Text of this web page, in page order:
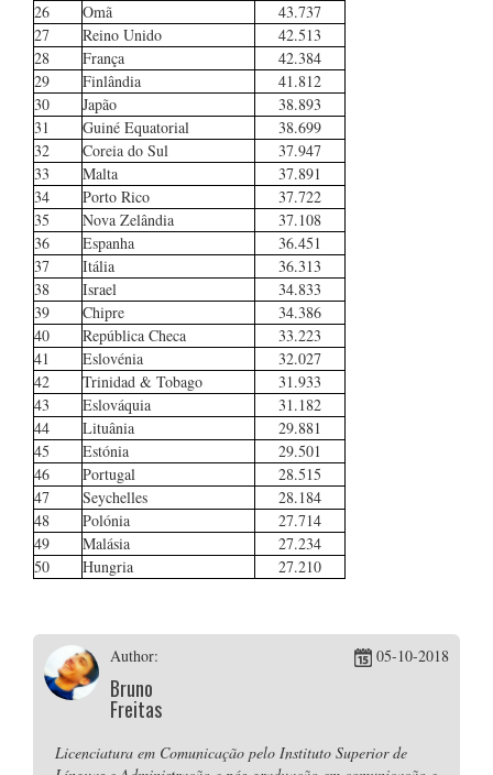
26
Omã
43.737
27
Reino Unido
42.513
28
França
42.384
29
Finlândia
41.812
30
Japão
38.893
31
Guiné Equatorial
38.699
32
Coreia do Sul
37.947
33
Malta
37.891
34
Porto Rico
37.722
35
Nova Zelândia
37.108
36
Espanha
36.451
37
Itália
36.313
38
Israel
34.833
39
Chipre
34.386
40
República Checa
33.223
41
Eslovénia
32.027
42
Trinidad & Tobago
31.933
43
Eslováquia
31.182
44
Lituânia
29.881
45
Estónia
29.501
46
Portugal
28.515
47
Seychelles
28.184
48
Polónia
27.714
49
Malásia
27.234
50
Hungria 27.210
Author:
Bruno
Freitas
05-10-2018
Licenciatura em Comunicação pelo Instituto Superior de